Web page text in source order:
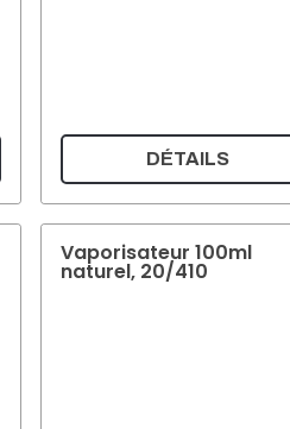
DÉTAILS
Vaporisateur 100ml
naturel, 20/410